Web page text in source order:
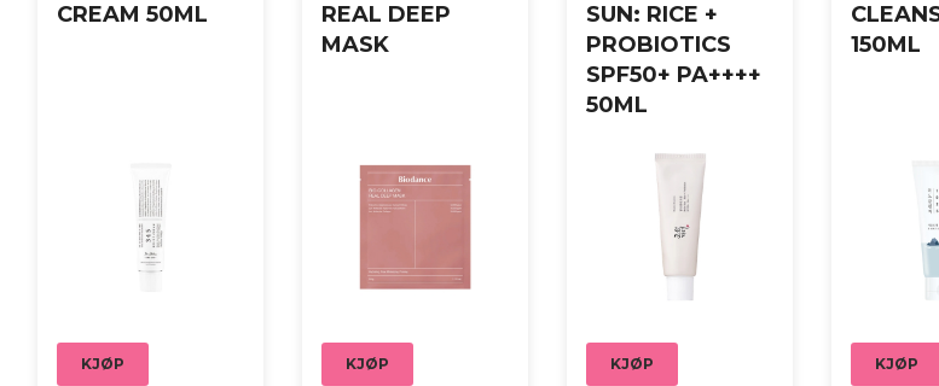
CREAM 50ML
KJØP
REAL DEEP
MASK
KJØP
SUN: RICE +
PROBIOTICS
SPF50+ PA++++
50ML
KJØP
150ML
KJØP